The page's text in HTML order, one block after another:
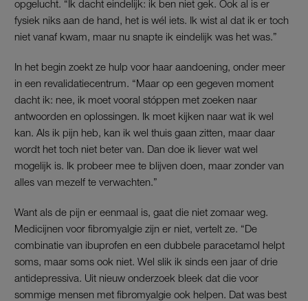
opgelucht. “Ik dacht eindelijk: ik ben niet gek. Ook al is er
fysiek niks aan de hand, het is wél iets. Ik wist al dat ik er toch
niet vanaf kwam, maar nu snapte ik eindelijk was het was.”
In het begin zoekt ze hulp voor haar aandoening, onder meer
in een revalidatiecentrum. “Maar op een gegeven moment
dacht ik: nee, ik moet vooral stóppen met zoeken naar
antwoorden en oplossingen. Ik moet kijken naar wat ik wel
kan. Als ik pijn heb, kan ik wel thuis gaan zitten, maar daar
wordt het toch niet beter van. Dan doe ik liever wat wel
mogelijk is. Ik probeer mee te blijven doen, maar zonder van
alles van mezelf te verwachten.”
Want als de pijn er eenmaal is, gaat die niet zomaar weg.
Medicijnen voor fibromyalgie zijn er niet, vertelt ze. “De
combinatie van ibuprofen en een dubbele paracetamol helpt
soms, maar soms ook niet. Wel slik ik sinds een jaar of drie
antidepressiva. Uit nieuw onderzoek bleek dat die voor
sommige mensen met fibromyalgie ook helpen. Dat was best